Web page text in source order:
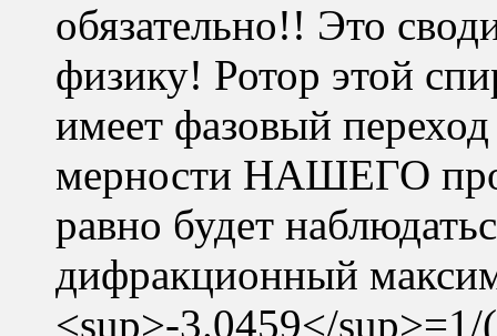
обязательно!! Это
физику! Ротор этой
имеет фазовый
мерности НАШЕГО
равно будет
дифракционный
<sup>-3.0459</